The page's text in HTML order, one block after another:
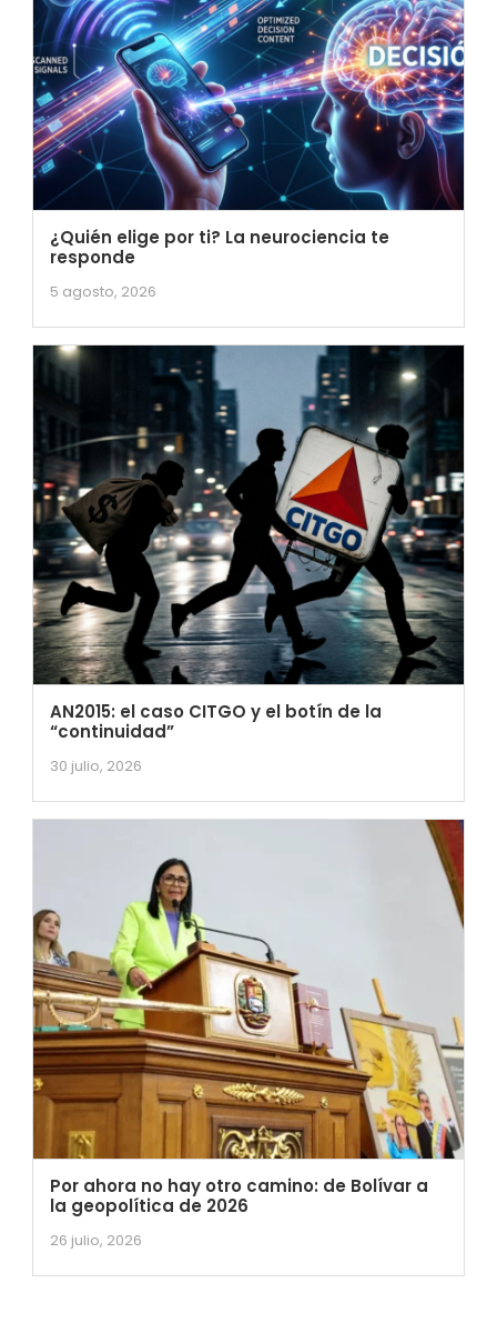
¿Quién elige por ti? La neurociencia te
responde
5 agosto, 2026
AN2015: el caso CITGO y el botín de la
“continuidad”
30 julio, 2026
Por ahora no hay otro camino: de Bolívar a
la geopolítica de 2026
26 julio, 2026